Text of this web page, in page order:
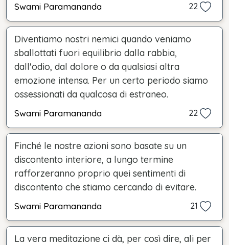
Swami Paramananda 22
Diventiamo nostri nemici quando veniamo
sballottati fuori equilibrio dalla rabbia,
dall'odio, dal dolore o da qualsiasi altra
emozione intensa. Per un certo periodo siamo
ossessionati da qualcosa di estraneo.
Swami Paramananda 22
Finché le nostre azioni sono basate su un
discontento interiore, a lungo termine
rafforzeranno proprio quei sentimenti di
discontento che stiamo cercando di evitare.
Swami Paramananda 21
La vera meditazione ci dà, per così dire, ali per